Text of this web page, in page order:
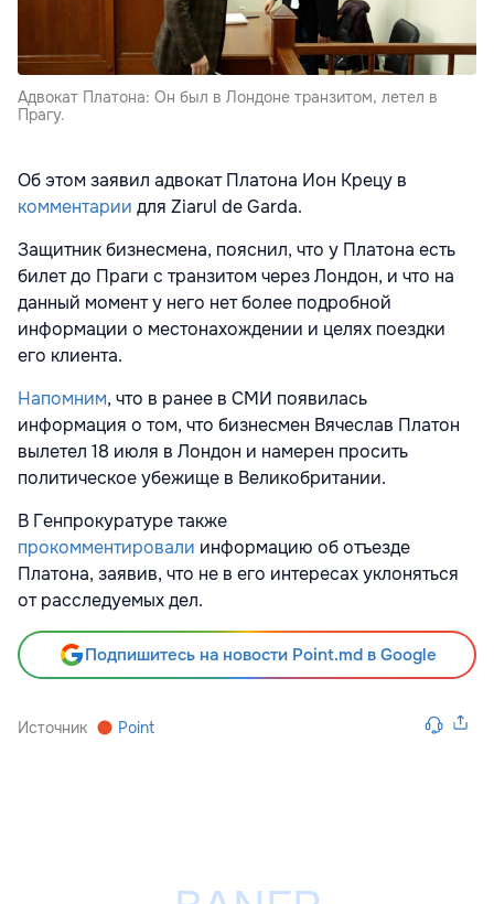
Адвокат Платона: Он был в Лондоне транзитом, летел в
Прагу.
Об этом заявил адвокат Платона Ион Крецу в
комментарии для Ziarul de Garda.
Защитник бизнесмена, пояснил, что у Платона есть
билет до Праги с транзитом через Лондон, и что на
данный момент у него нет более подробной
информации о местонахождении и целях поездки
его клиента.
Напомним, что в ранее в СМИ появилась
информация о том, что бизнесмен Вячеслав Платон
вылетел 18 июля в Лондон и намерен просить
политическое убежище в Великобритании.
В Генпрокуратуре также
прокомментировали информацию об отъезде
Платона, заявив, что не в его интересах уклоняться
от расследуемых дел.
Подпишитесь на новости Point.md в Google
Источник Point